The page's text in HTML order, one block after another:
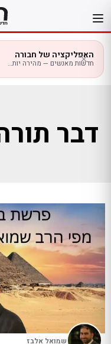
לתוכן
האפליקציה של חבורה
חדשות מאנשים — מהירה יותר בנייד
דבר
שמואל אלבז